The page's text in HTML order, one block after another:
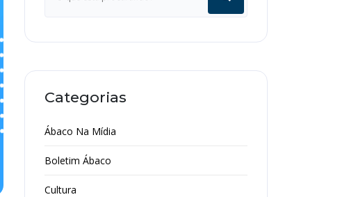
Categorias
Ábaco Na Mídia
Boletim Ábaco
Cultura